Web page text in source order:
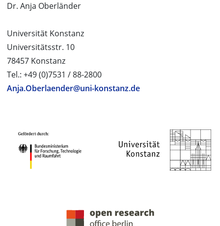
Dr. Anja Oberländer
Universität Konstanz
Universitätsstr. 10
78457 Konstanz
Tel.: +49 (0)7531 / 88-2800
Anja.Oberlaender@uni-konstanz.de